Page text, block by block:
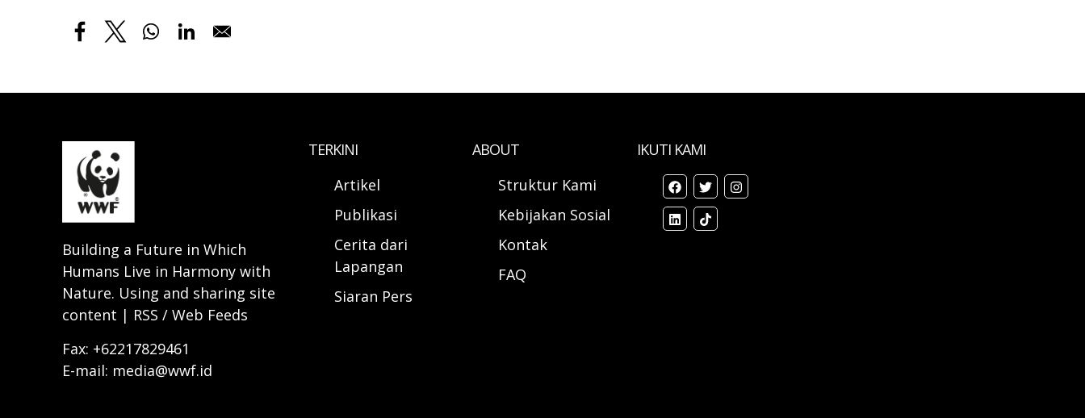
Building a Future in Which
Humans Live in Harmony with
Nature. Using and sharing site
content | RSS / Web Feeds
Fax: +62217829461
E-mail: media@wwf.id
TERKINI
Artikel
Publikasi
Cerita dari
Lapangan
Siaran Pers
ABOUT
Struktur Kami
Kebijakan Sosial
Kontak
FAQ
IKUTI KAMI